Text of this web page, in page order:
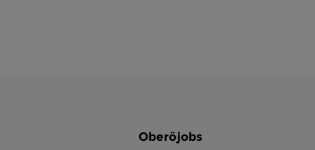
Oberöjobs